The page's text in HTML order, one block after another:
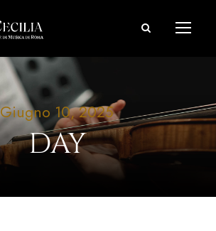
Giugno 10, 2025
DAY